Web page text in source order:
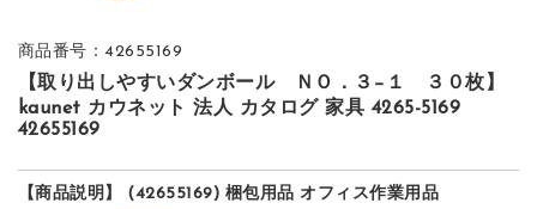
商品番号：42655169
【取り出しやすいダンボール ＮＯ．３−１ ３０枚】
kaunet カウネット 法人 カタログ 家具 4265-5169
42655169
【商品説明】 (42655169) 梱包用品 オフィス作業用品